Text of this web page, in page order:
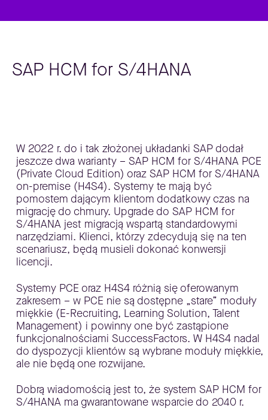
SAP HCM for S/4HANA
W 2022 r. do i tak złożonej układanki SAP dodał
jeszcze dwa warianty – SAP HCM for S/4HANA PCE
(Private Cloud Edition) oraz SAP HCM for S/4HANA
on-premise (H4S4). Systemy te mają być
pomostem dającym klientom dodatkowy czas na
migrację do chmury. Upgrade do SAP HCM for
S/4HANA jest migracją wspartą standardowymi
narzędziami. Klienci, którzy zdecydują się na ten
scenariusz, będą musieli dokonać konwersji
licencji.
Systemy PCE oraz H4S4 różnią się oferowanym
zakresem – w PCE nie są dostępne „stare” moduły
miękkie (E-Recruiting, Learning Solution, Talent
Management) i powinny one być zastąpione
funkcjonalnościami SuccessFactors. W H4S4 nadal
do dyspozycji klientów są wybrane moduły miękkie,
ale nie będą one rozwijane.
Dobrą wiadomością jest to, że system SAP HCM for
S/4HANA ma gwarantowane wsparcie do 2040 r.